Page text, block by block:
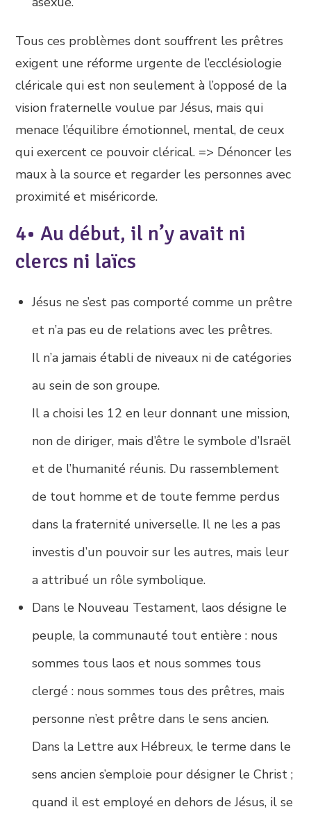
Tous ces problèmes dont souffrent les prêtres
exigent une réforme urgente de l’ecclésiologie
cléricale qui est non seulement à l’opposé de la
vision fraternelle voulue par Jésus, mais qui
menace l’équilibre émotionnel, mental, de ceux
qui exercent ce pouvoir clérical. => Dénoncer les
maux à la source et regarder les personnes avec
proximité et miséricorde.
4• Au début, il n’y avait ni
clercs ni laïcs
Jésus ne s’est pas comporté comme un prêtre
et n’a pas eu de relations avec les prêtres.
Il n’a jamais établi de niveaux ni de catégories
au sein de son groupe.
Il a choisi les 12 en leur donnant une mission,
non de diriger, mais d’être le symbole d’Israël
et de l’humanité réunis. Du rassemblement
de tout homme et de toute femme perdus
dans la fraternité universelle. Il ne les a pas
investis d’un pouvoir sur les autres, mais leur
a attribué un rôle symbolique.
Dans le Nouveau Testament, laos désigne le
peuple, la communauté tout entière : nous
sommes tous laos et nous sommes tous
clergé : nous sommes tous des prêtres, mais
personne n’est prêtre dans le sens ancien.
Dans la Lettre aux Hébreux, le terme dans le
sens ancien s’emploie pour désigner le Christ ;
quand il est employé en dehors de Jésus, il se